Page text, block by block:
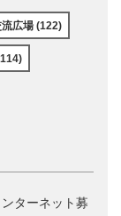
広場 (122)
ターネット募